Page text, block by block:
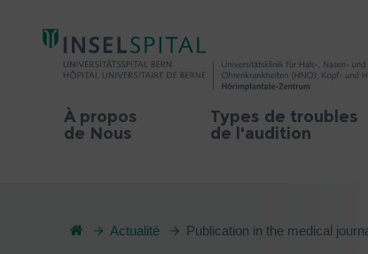
À propos
de Nous
Types de troubles
de l'audition
Actualité Publication in the medical